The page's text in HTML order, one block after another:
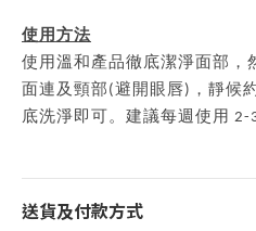
使用方法
使用溫和產品徹底潔淨面部，
面連及頸部(避開眼唇)，靜候
底洗淨即可。建議每週使用 2-
送貨及付款方式